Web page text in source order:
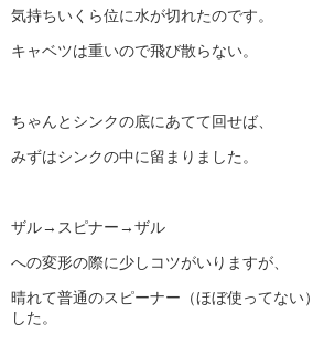
気持ちいくら位に水が切れたのです。
キャベツは重いので飛び散らない。
ちゃんとシンクの底にあてて回せば、
みずはシンクの中に留まりました。
ザル→スピナー→ザル
への変形の際に少しコツがいりますが、
晴れて普通のスピーナー（ほぼ使ってない
した。